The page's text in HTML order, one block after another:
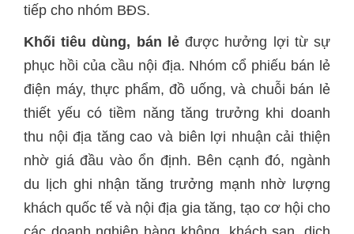
‏Khối tiêu dùng, bán lẻđược hưởng lợi từ sự
phục hồi của cầu nội địa. Nhóm cổ phiếu bán lẻ
điện máy, thực phẩm, đồ uống, và chuỗi bán lẻ
thiết yếu có tiềm năng tăng trưởng khi doanh
thu nội địa tăng cao và biên lợi nhuận cải thiện
nhờ giá đầu vào ổn định. Bên cạnh đó, ngành
du lịch ghi nhận tăng trưởng mạnh nhờ lượng
khách quốc tế và nội địa gia tăng, tạo cơ hội cho